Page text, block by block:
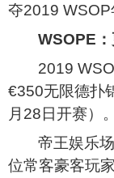
夺2019 WSOP
WSOPE
2019
€350无限德扑
月28日开赛）。
帝王娱乐
位常客豪客玩